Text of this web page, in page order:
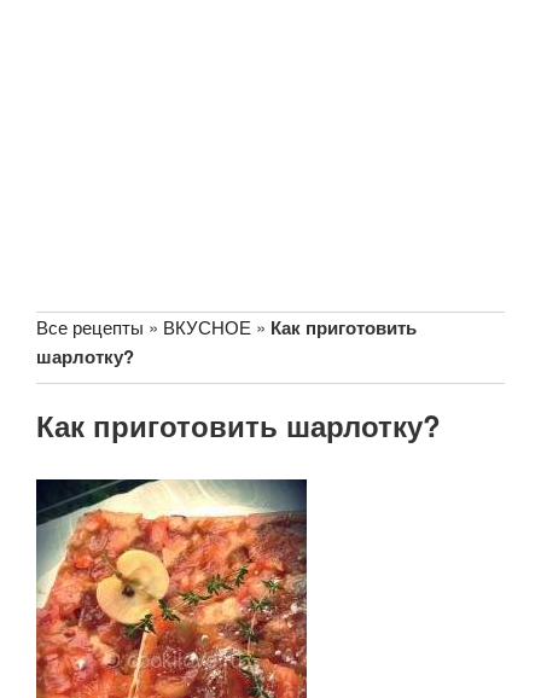
Все рецепты » ВКУСНОЕ » Как приготовить
шарлотку?
Как приготовить шарлотку?